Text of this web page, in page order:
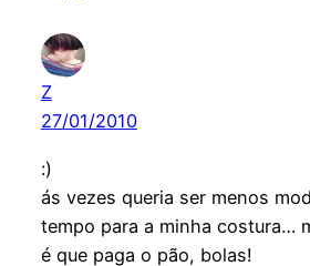
Z
27/01/2010
:)
ás vezes queria ser menos
tempo para a minha costura…
é que paga o pão, bolas!